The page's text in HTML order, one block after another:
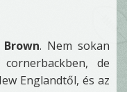
. Nem sokan
de
Englandtől, és az